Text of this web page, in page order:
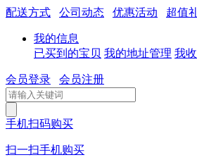
配送方式 公司动态 优惠活动 超值
我的信息
已买到的宝贝 我的地址管理 我
会员登录 会员注册
手机扫码购买
扫一扫手机购买